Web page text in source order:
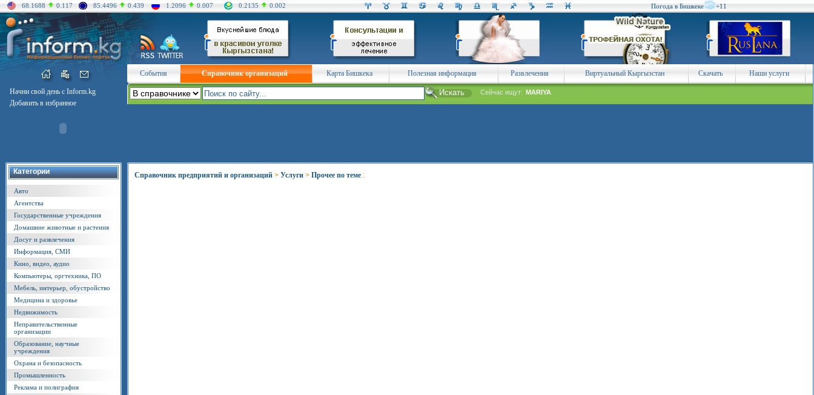
68.1688 0.117 85.4496 0.439 1.2096 0.007 0.2135 0.002 Погода в Бишкеке +11
Начни свой день с Inform.kg
Добавить в избранное
События Справочник организаций Карта Бишкека Полезная информация Развлечения Виртуальный Кыргызстан Скачать Наши услуги
Сейчас ищут: MARIYA
Категории
Авто
Агентства
Государственные учреждения
Домашние животные и растения
Досуг и развлечения
Информация, СМИ
Кино, видео, аудио
Компьютеры, оргтехника, ПО
Мебель, интерьер, обустройство
Медицина и здоровье
Недвижимость
Неправительственные
организации
Образование, научные
учреждения
Охрана и безопасность
Промышленность
Реклама и полиграфия
Справочник предприятий и организаций > Услуги > Прочее по теме :